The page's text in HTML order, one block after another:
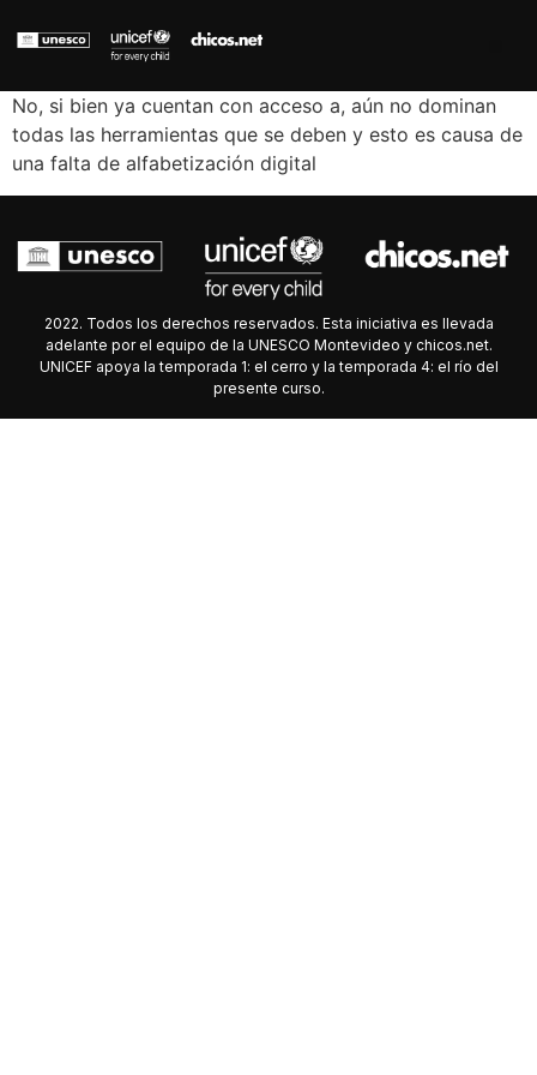
No, si bien ya cuentan con acceso a, aún no dominan
todas las herramientas que se deben y esto es causa de
una falta de alfabetización digital
2022. Todos los derechos reservados. Esta iniciativa es llevada
adelante por el equipo de la UNESCO Montevideo y chicos.net.
UNICEF apoya la temporada 1: el cerro y la temporada 4: el río del
presente curso.